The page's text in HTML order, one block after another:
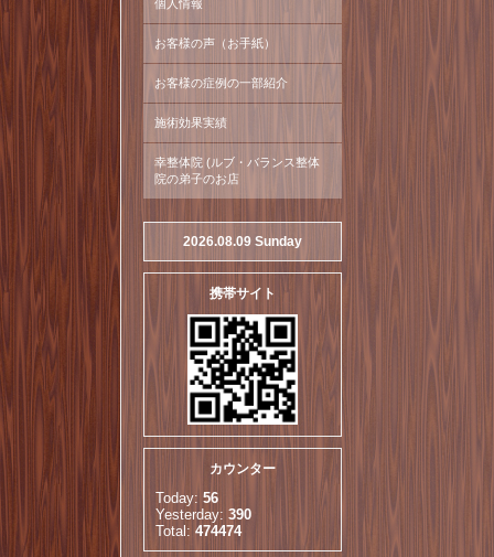
個人情報
お客様の声（お手紙）
お客様の症例の一部紹介
施術効果実績
幸整体院 (ルブ・バランス整体
院の弟子のお店
2026.08.09 Sunday
携帯サイト
カウンター
Today: 56
Yesterday: 390
Total: 474474